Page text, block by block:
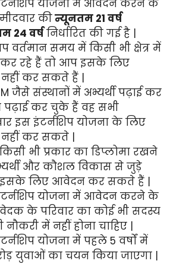
योजना में आवेदन करने के
कीन्यूनतम 21 वर्ष
24 वर्षनिर्धारित की गई है |
वर्तमान समय में किसी भी क्षेत्र में
कर रहे हैं तो आप इसके लिए
कर सकते हैं |
जैसे संस्थानों में अभ्यर्थी पढ़ाई कर
पढ़ाई कर चुके हैं वह सभी
इस इंटर्नशिप योजना के लिए
कर सकते |
भी प्रकार का डिप्लोमा रखने
और कौशल विकास से जुड़े
इसके लिए आवेदन कर सकते हैं |
योजना में आवेदन करने के
के परिवार का कोई भी सदस्य
नौकरी में नहीं होना चाहिए |
योजना में पहले 5 वर्षों में
युवाओं का चयन किया जाएगा |